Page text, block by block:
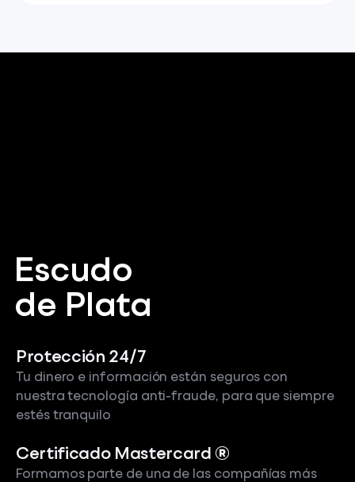
Escudo
de Plata
Protección 24/7
Tu dinero e información están seguros con
nuestra tecnología anti-fraude, para que siempre
estés tranquilo
Certificado Mastercard ®
Formamos parte de una de las compañías más